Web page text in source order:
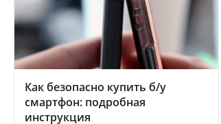
Как безопасно купить б/у
смартфон: подробная
инструкция